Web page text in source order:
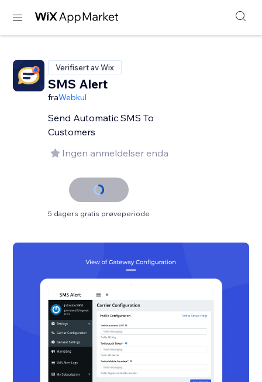
Verifisert av Wix
SMS Alert
fraWebkul
Send Automatic SMS To
Customers
Ingen anmeldelser enda
5 dagers gratis prøveperiode